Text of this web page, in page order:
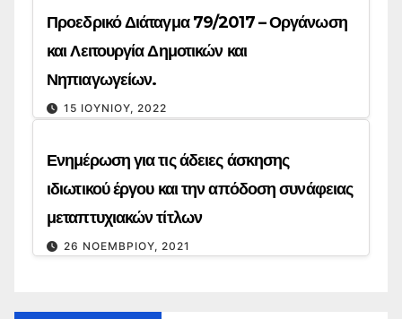
Προεδρικό Διάταγμα 79/2017 – Οργάνωση
και Λειτουργία Δημοτικών και
Νηπιαγωγείων.
15 ΙΟΥΝΊΟΥ, 2022
Ενημέρωση για τις άδειες άσκησης
ιδιωτικού έργου και την απόδοση συνάφειας
μεταπτυχιακών τίτλων
26 ΝΟΕΜΒΡΊΟΥ, 2021